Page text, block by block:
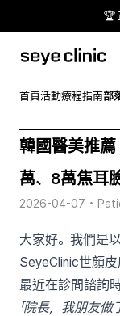
🏆
首頁活動療程指南部
韓國醫美推
萬、8萬焦耳
2026-04-07 •
大家好。我們是
SeyeClinic世顏皮
最近在診間諮詢
「院長，我朋友